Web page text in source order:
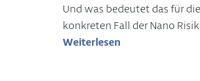
Und was bedeutet das für
konkreten Fall der Nano
Weiterlesen